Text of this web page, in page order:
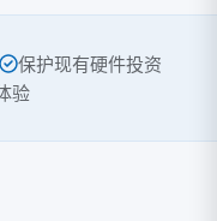
保护现有硬件投资
验